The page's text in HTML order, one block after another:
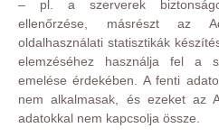
– pl. a szerverek
ellenőrzése, másrészt az
oldalhasználati statisztikák
elemzéséhez használja fel a
emelése érdekében. A fenti
nem alkalmasak, és ezeket az
adatokkal nem kapcsolja össze.